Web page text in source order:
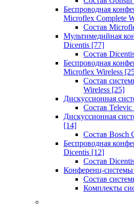
Беспроводная
Microflex Complete
Состав
Мультимедийная
Dicentis [77]
Состав
Беспроводная
Microflex Wireless
Состав
Wireless [25]
Дискуссионная
Состав
Дискуссионная
[14]
Состав Bosch
Беспроводная
Dicentis [12]
Состав
Конференц-
Состав
Комплекты